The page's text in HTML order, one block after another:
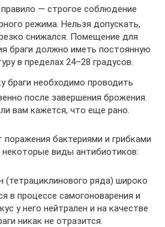
— строгое соблюдение
режима. Нельзя допускать,
снижался. Помещение для
браги должно иметь постоянную
в пределах 24–28 градусов.
браги необходимо проводить
после завершения брожения.
вам кажется, что еще рано.
бактериями и грибками
виды антибиотиков:
(тетрациклинового ряда) широко
в процессе самогоноварения и
у него нейтрален и на качестве
никак не отразится.